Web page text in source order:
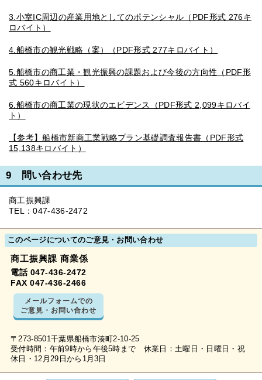
3.小室IC周辺の産業用地としてのポテンシャル（PDF形式 276キ
ロバイト）
4.船橋市の観光戦略（案）（PDF形式 277キロバイト）
5.船橋市の商工業・観光振興の課題および今後の方向性（PDF形
式 560キロバイト）
6.船橋市の商工業の現状のエビデンス（PDF形式 2,099キロバイ
ト）
【参考】船橋市新商工業戦略プラン基礎調査報告書（PDF形式
15,138キロバイト）
9 問い合わせ先
商工振興課
TEL：047-436-2472
このページについてのご意見・お問い合わせ
商工振興課 商業係
電話 047-436-2472
FAX 047-436-2466
メールフォームでの
ご意見・お問い合わせ
〒273-8501千葉県船橋市湊町2-10-25
受付時間：午前9時から午後5時まで 休業日：土曜日・日曜日・祝
休日・12月29日から1月3日